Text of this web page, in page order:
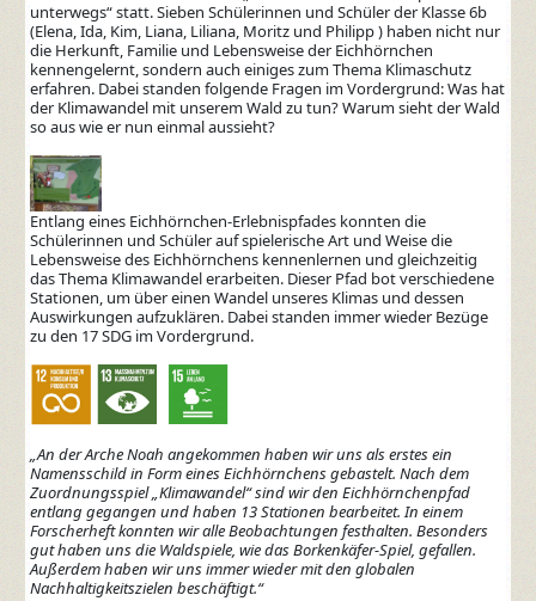
unterwegs“ statt. Sieben Schülerinnen und Schüler der Klasse 6b
(Elena, Ida, Kim, Liana, Liliana, Moritz und Philipp ) haben nicht nur
die Herkunft, Familie und Lebensweise der Eichhörnchen
kennengelernt, sondern auch einiges zum Thema Klimaschutz
erfahren. Dabei standen folgende Fragen im Vordergrund: Was hat
der Klimawandel mit unserem Wald zu tun? Warum sieht der Wald
so aus wie er nun einmal aussieht?
Entlang eines Eichhörnchen-Erlebnispfades konnten die
Schülerinnen und Schüler auf spielerische Art und Weise die
Lebensweise des Eichhörnchens kennenlernen und gleichzeitig
das Thema Klimawandel erarbeiten. Dieser Pfad bot verschiedene
Stationen, um über einen Wandel unseres Klimas und dessen
Auswirkungen aufzuklären. Dabei standen immer wieder Bezüge
zu den 17 SDG im Vordergrund.
„An der Arche Noah angekommen haben wir uns als erstes ein
Namensschild in Form eines Eichhörnchens gebastelt. Nach dem
Zuordnungsspiel „Klimawandel“ sind wir den Eichhörnchenpfad
entlang gegangen und haben 13 Stationen bearbeitet. In einem
Forscherheft konnten wir alle Beobachtungen festhalten. Besonders
gut haben uns die Waldspiele, wie das Borkenkäfer-Spiel, gefallen.
Außerdem haben wir uns immer wieder mit den globalen
Nachhaltigkeitszielen beschäftigt.“